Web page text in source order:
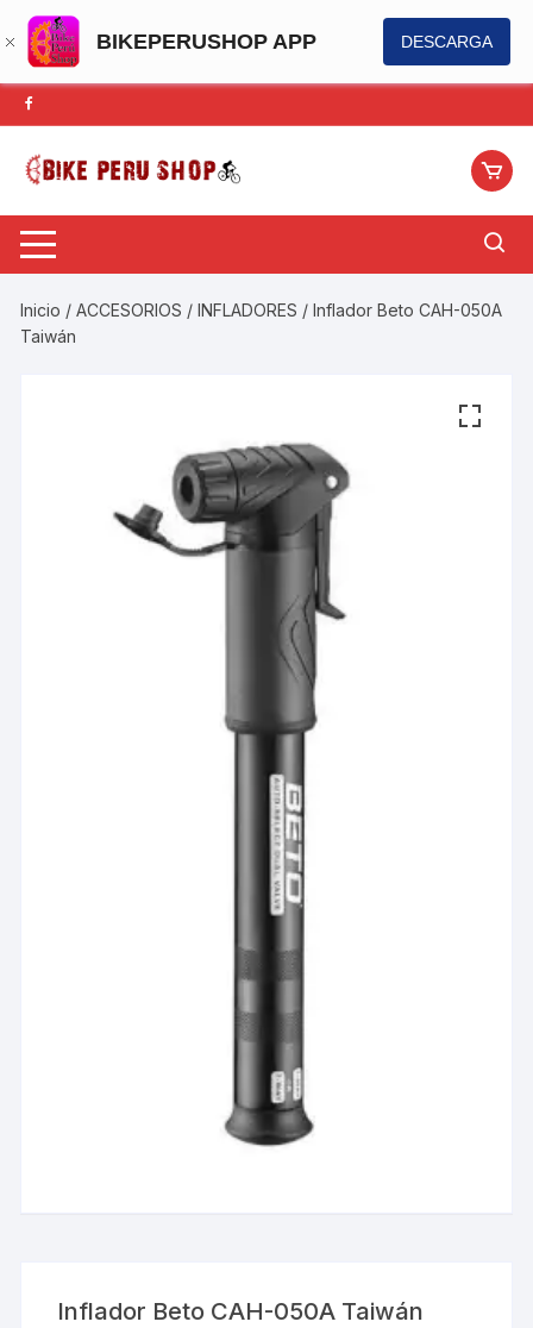
BIKEPERUSHOP APP DESCARGA
Saltar
al
contenido
Inicio /ACCESORIOS /INFLADORES / Inflador Beto CAH-050A
Taiwán
Inflador Beto CAH-050A Taiwán